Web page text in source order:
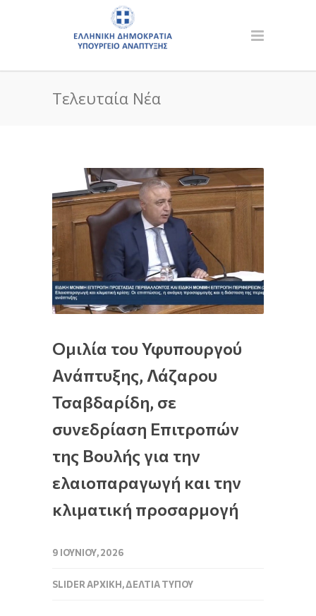
Τελευταία Νέα
Ομιλία του Υφυπουργού
Ανάπτυξης, Λάζαρου
Τσαβδαρίδη, σε
συνεδρίαση Επιτροπών
της Βουλής για την
ελαιοπαραγωγή και την
κλιματική προσαρμογή
9 ΙΟΥΝΊΟΥ, 2026
SLIDER ΑΡΧΙΚΉ,ΔΕΛΤΊΑ ΤΎΠΟΥ